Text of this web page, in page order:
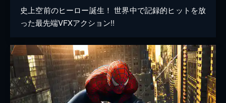
史上空前のヒーロー誕生！ 世界中で記録的ヒットを放
った最先端VFXアクション!!